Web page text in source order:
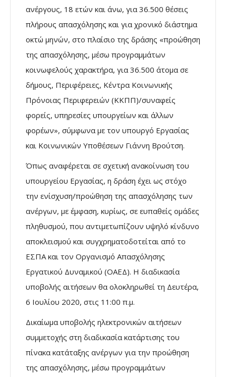
ανέργους, 18 ετών και άνω, για 36.500 θέσεις
πλήρους απασχόλησης και για χρονικό διάστημα
οκτώ μηνών, στο πλαίσιο της δράσης «προώθηση
της απασχόλησης, μέσω προγραμμάτων
κοινωφελούς χαρακτήρα, για 36.500 άτομα σε
δήμους, Περιφέρειες, Κέντρα Κοινωνικής
Πρόνοιας Περιφερειών (ΚΚΠΠ)/συναφείς
φορείς, υπηρεσίες υπουργείων και άλλων
φορέων», σύμφωνα με τον υπουργό Εργασίας
και Κοινωνικών Υποθέσεων Γιάννη Βρούτση.
Όπως αναφέρεται σε σχετική ανακοίνωση του
υπουργείου Εργασίας, η δράση έχει ως στόχο
την ενίσχυση/προώθηση της απασχόλησης των
ανέργων, με έμφαση, κυρίως, σε ευπαθείς ομάδες
πληθυσμού, που αντιμετωπίζουν υψηλό κίνδυνο
αποκλεισμού και συγχρηματοδοτείται από το
ΕΣΠΑ και τον Οργανισμό Απασχόλησης
Εργατικού Δυναμικού (ΟΑΕΔ). Η διαδικασία
υποβολής αιτήσεων θα ολοκληρωθεί τη Δευτέρα,
6 Ιουλίου 2020, στις 11:00 π.μ.
Δικαίωμα υποβολής ηλεκτρονικών αιτήσεων
συμμετοχής στη διαδικασία κατάρτισης του
πίνακα κατάταξης ανέργων για την προώθηση
της απασχόλησης, μέσω προγραμμάτων